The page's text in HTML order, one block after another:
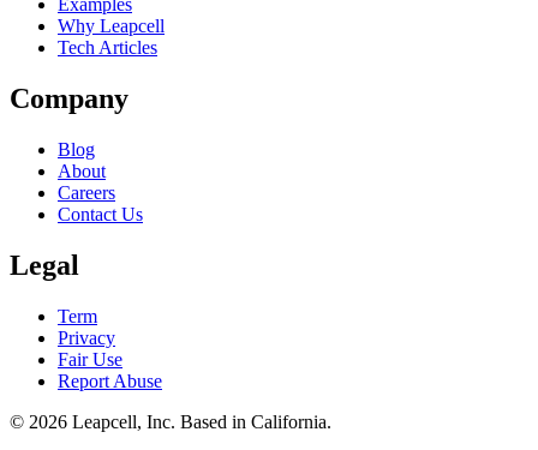
Examples
Why Leapcell
Tech Articles
Company
Blog
About
Careers
Contact Us
Legal
Term
Privacy
Fair Use
Report Abuse
© 2026 Leapcell, Inc. Based in California.